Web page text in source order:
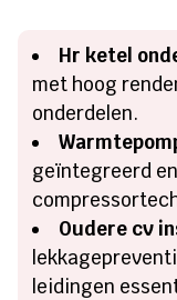
Hr ketel
met hoog
onderdelen.
geïntegreerd
Oudere cv
leidingen